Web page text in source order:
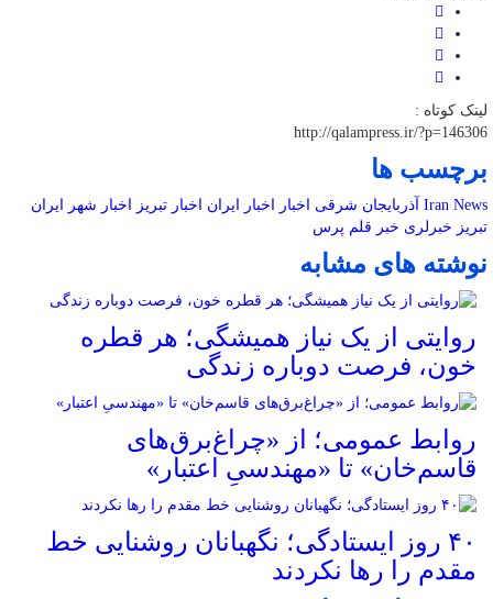
لینک کوتاه :
http://qalampress.ir/?p=146306
برچسب ها
Iran News آذربایجان شرقی اخبار اخبار ایران اخبار تبریز اخبار شهر
ایران
تبریز خبرلری خبر قلم پرس
نوشته های مشابه
روایتی از یک نیاز همیشگی؛ هر قطره
خون، فرصت دوباره زندگی
روابط عمومی؛ از «چراغ‌برق‌های
قاسم‌خان» تا «مهندسیِ اعتبار»
۴۰ روز ایستادگی؛ نگهبانان روشنایی خط
مقدم را رها نکردند